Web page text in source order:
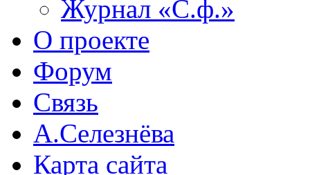
Журнал «С.ф.»
О проекте
Форум
Связь
А.Селезнёва
Карта сайта